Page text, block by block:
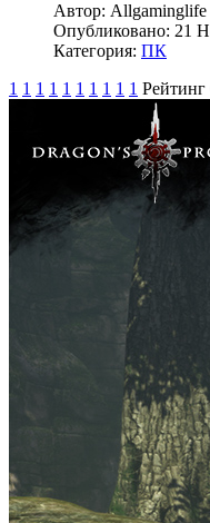
Автор: Allgaminglife
Опубликовано: 21
Категория: ПК
1 1 1 1 1 1 1 1 1 1 Рейтинг